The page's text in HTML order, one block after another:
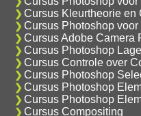
Cursus Kleurtheorie en
Cursus Photoshop voor
Cursus Adobe Camera
Cursus Photoshop
Cursus Controle over
Cursus Photoshop
Cursus Photoshop
Cursus Photoshop
Cursus Compositing